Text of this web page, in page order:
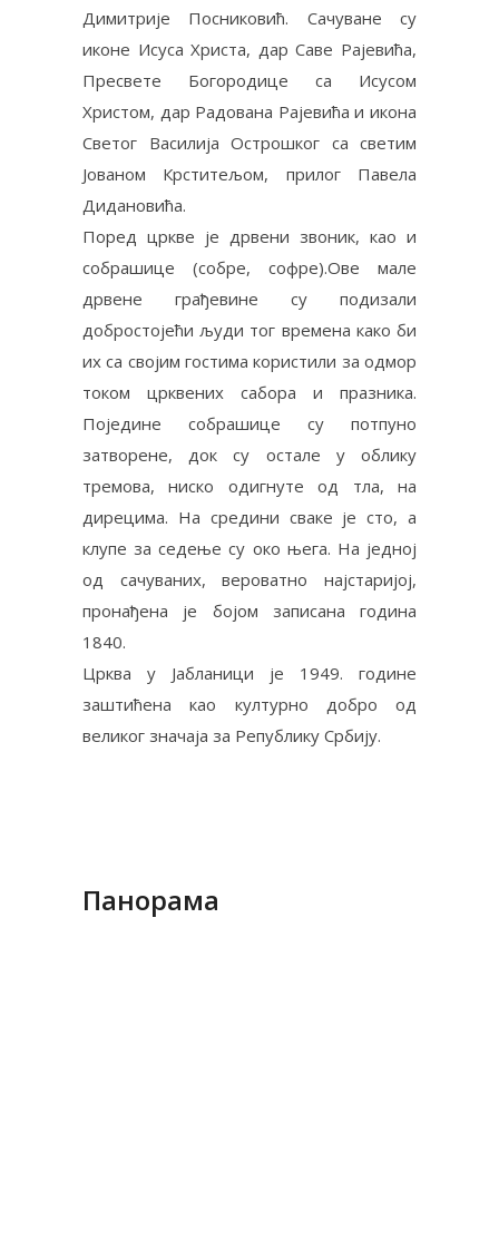
Димитрије Посниковић. Сачуване су
иконе Исуса Христа, дар Саве Рајевића,
Пресвете Богородице са Исусом
Христом, дар Радована Рајевића и икона
Светог Василија Острошког са светим
Јованом Крститељом, прилог Павела
Дидановића.
Поред цркве је дрвени звоник, као и
собрашице (собре, софре).Ове мале
дрвене грађевине су подизали
добростојећи људи тог времена како би
их са својим гостима користили за одмор
током црквених сабора и празника.
Поједине собрашице су потпуно
затворене, док су остале у облику
тремова, ниско одигнуте од тла, на
дирецима. На средини сваке је сто, а
клупе за седење су око њега. На једној
од сачуваних, вероватно најстаријој,
пронађена је бојом записана година
1840.
Црква у Јабланици је 1949. године
заштићена као културно добро од
великог значаја за Републику Србију.
Панорама